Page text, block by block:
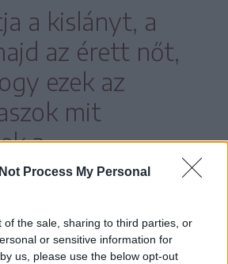
Process My Personal
of the sale, sharing to third parties, or
or sensitive information for
us, please use the below opt-out
a kislányt, a
az érett nőt,
ezek az
mit
a
egyszerre és mindig is az